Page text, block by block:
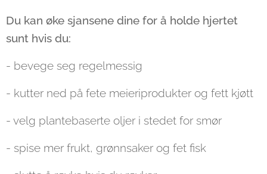
Du kan øke sjansene dine for å holde hjertet
sunt hvis du:
- bevege seg regelmessig
- kutter ned på fete meieriprodukter og fett kjøtt
- velg plantebaserte oljer i stedet for smør
- spise mer frukt, grønnsaker og fet fisk